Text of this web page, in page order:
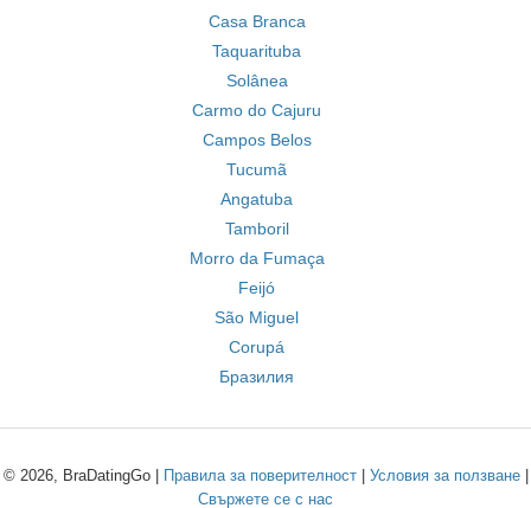
Casa Branca
Taquarituba
Solânea
Carmo do Cajuru
Campos Belos
Tucumã
Angatuba
Tamboril
Morro da Fumaça
Feijó
São Miguel
Corupá
Бразилия
© 2026, BraDatingGo | Правила за поверителност| Условия за ползване|
Свържете се с нас